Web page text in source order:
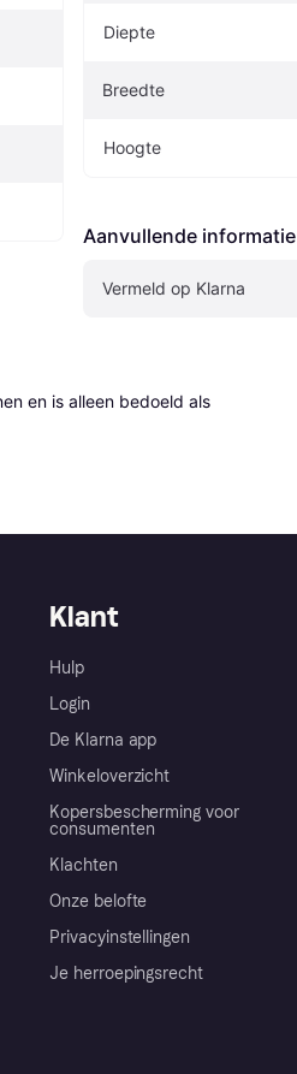
Diepte
Breedte
Hoogte
Aanvullende informatie
Vermeld op Klarna
en is alleen bedoeld als
Klant
Hulp
Login
De Klarna app
Winkeloverzicht
Kopersbescherming voor
consumenten
Klachten
Onze belofte
Privacyinstellingen
Je herroepingsrecht